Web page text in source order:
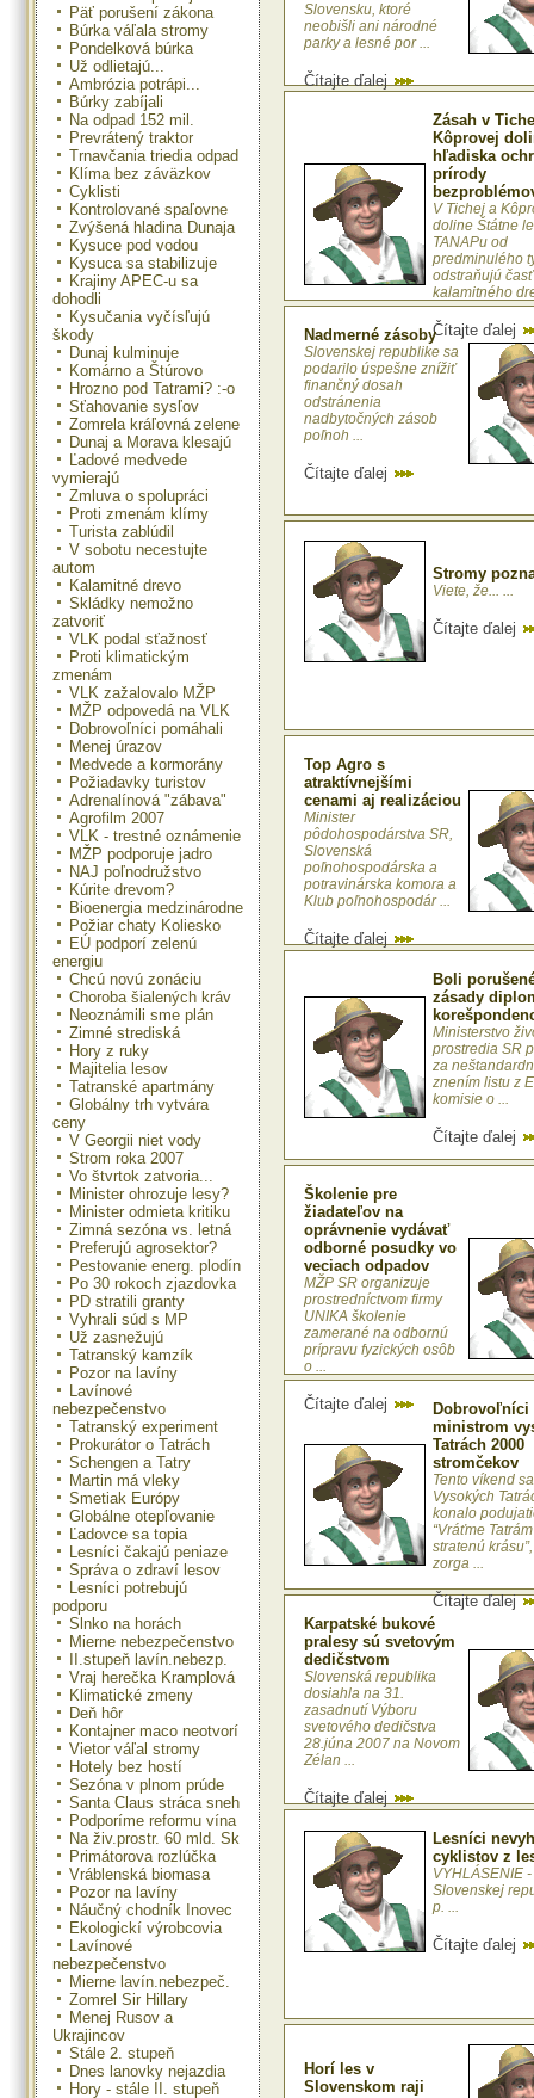
Päť porušení zákona
Búrka váľala stromy
Pondelková búrka
Už odlietajú...
Ambrózia potrápi...
Búrky zabíjali
Na odpad 152 mil.
Prevrátený traktor
Trnavčania triedia odpad
Klíma bez záväzkov
Cyklisti
Kontrolované spaľovne
Zvýšená hladina Dunaja
Kysuce pod vodou
Kysuca sa stabilizuje
Krajiny APEC-u sa
dohodli
Kysučania vyčísľujú
škody
Dunaj kulminuje
Komárno a Štúrovo
Hrozno pod Tatrami? :-o
Sťahovanie sysľov
Zomrela kráľovná zelene
Dunaj a Morava klesajú
Ľadové medvede
vymierajú
Zmluva o spolupráci
Proti zmenám klímy
Turista zablúdil
V sobotu necestujte
autom
Kalamitné drevo
Skládky nemožno
zatvoriť
VLK podal sťažnosť
Proti klimatickým
zmenám
VLK zažalovalo MŽP
MŽP odpovedá na VLK
Dobrovoľníci pomáhali
Menej úrazov
Medvede a kormorány
Požiadavky turistov
Adrenalínová "zábava"
Agrofilm 2007
VLK - trestné oznámenie
MŽP podporuje jadro
NAJ poľnodružstvo
Kúrite drevom?
Bioenergia medzinárodne
Požiar chaty Koliesko
EÚ podporí zelenú
energiu
Chcú novú zonáciu
Choroba šialených kráv
Neoznámili sme plán
Zimné strediská
Hory z ruky
Majitelia lesov
Tatranské apartmány
Globálny trh vytvára
ceny
V Georgii niet vody
Strom roka 2007
Vo štvrtok zatvoria...
Minister ohrozuje lesy?
Minister odmieta kritiku
Zimná sezóna vs. letná
Preferujú agrosektor?
Pestovanie energ. plodín
Po 30 rokoch zjazdovka
PD stratili granty
Vyhrali súd s MP
Už zasnežujú
Tatranský kamzík
Pozor na lavíny
Lavínové
nebezpečenstvo
Tatranský experiment
Prokurátor o Tatrách
Schengen a Tatry
Martin má vleky
Smetiak Európy
Globálne otepľovanie
Ľadovce sa topia
Lesníci čakajú peniaze
Správa o zdraví lesov
Lesníci potrebujú
podporu
Slnko na horách
Mierne nebezpečenstvo
II.stupeň lavín.nebezp.
Vraj herečka Kramplová
Klimatické zmeny
Deň hôr
Kontajner maco neotvorí
Vietor váľal stromy
Hotely bez hostí
Sezóna v plnom prúde
Santa Claus stráca sneh
Podporíme reformu vína
Na živ.prostr. 60 mld. Sk
Primátorova rozlúčka
Vráblenská biomasa
Pozor na lavíny
Náučný chodník Inovec
Ekologickí výrobcovia
Lavínové
nebezpečenstvo
Mierne lavín.nebezpeč.
Zomrel Sir Hillary
Menej Rusov a
Ukrajincov
Stále 2. stupeň
Dnes lanovky nejazdia
Hory - stále II. stupeň
Slovensku, ktoré
neobišli ani národné
parky a lesné por ...
Čítajte ďalej
Zásah v
Kôprovej
hľadiska
prírody
V Tichej a
doline Štátne
TANAPu od
predminulého
odstraňujú časť
kalamitného
Čítajte ďalej
Nadmerné zásoby
Slovenskej republike sa
podarilo úspešne znížiť
finančný dosah
odstránenia
nadbytočných zásob
poľnoh ...
Čítajte ďalej
Stromy
Viete, že... ...
Čítajte ďalej
Top Agro s
atraktívnejšími
cenami aj realizáciou
Minister
pôdohospodárstva SR,
Slovenská
poľnohospodárska a
potravinárska komora a
Klub poľnohospodár ...
Čítajte ďalej
Boli
zásady
Ministerstvo
prostredia SR
za
znením listu z
komisie o ...
Čítajte ďalej
Školenie pre
žiadateľov na
oprávnenie vydávať
odborné posudky vo
veciach odpadov
MŽP SR organizuje
prostredníctvom firmy
UNIKA školenie
zamerané na odbornú
prípravu fyzických osôb
o ...
Čítajte ďalej
Dobrovoľníci
ministrom
Tatrách 2000
stromčekov
Tento víkend
Vysokých
konalo
“Vráťme
stratenú
zorga ...
Čítajte ďalej
Karpatské bukové
pralesy sú svetovým
dedičstvom
Slovenská republika
dosiahla na 31.
zasadnutí Výboru
svetového dedičstva
28.júna 2007 na Novom
Zélan ...
Čítajte ďalej
Lesníci
cyklistov z
VYHLÁSENIE
Slovenskej
p. ...
Čítajte ďalej
Horí les v
Slovenskom raji